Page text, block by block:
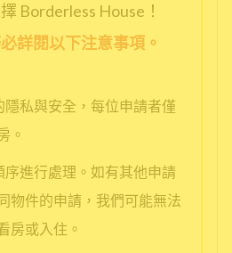
Borderless House！
詳閱以下注意事項。
私與安全，每位申請者僅
。
進行處理。如有其他申請
物件的申請，我們可能無法
房或入住。